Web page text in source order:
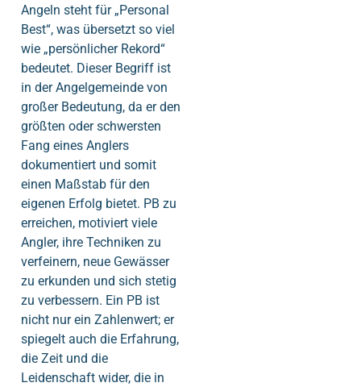
Angeln steht für „Personal
Best“, was übersetzt so viel
wie „persönlicher Rekord“
bedeutet. Dieser Begriff ist
in der Angelgemeinde von
großer Bedeutung, da er den
größten oder schwersten
Fang eines Anglers
dokumentiert und somit
einen Maßstab für den
eigenen Erfolg bietet. PB zu
erreichen, motiviert viele
Angler, ihre Techniken zu
verfeinern, neue Gewässer
zu erkunden und sich stetig
zu verbessern. Ein PB ist
nicht nur ein Zahlenwert; er
spiegelt auch die Erfahrung,
die Zeit und die
Leidenschaft wider, die in